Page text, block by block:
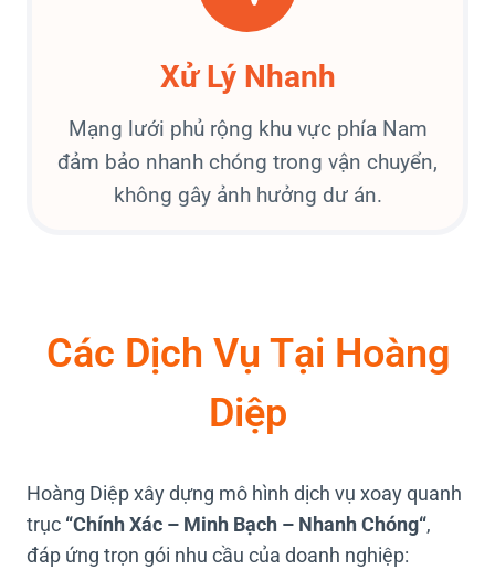
Xử Lý Nhanh
Mạng lưới phủ rộng khu vực phía Nam
đảm bảo nhanh chóng trong vận chuyển,
không gây ảnh hưởng dư án.
Các Dịch Vụ Tại Hoàng
Diệp
Hoàng Diệp xây dựng mô hình dịch vụ xoay quanh
trục “Chính Xác – Minh Bạch – Nhanh Chóng“,
đáp ứng trọn gói nhu cầu của doanh nghiệp: